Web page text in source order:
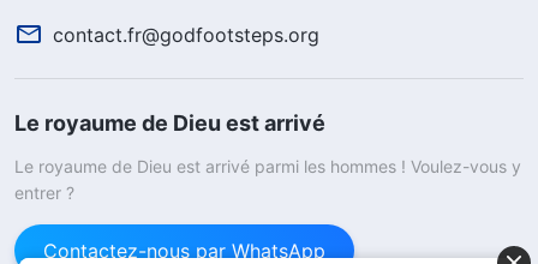
contact.fr@godfootsteps.org
Le royaume de Dieu est arrivé
Le royaume de Dieu est arrivé parmi les hommes ! Voulez-vous y
entrer ?
Contactez-nous par WhatsApp